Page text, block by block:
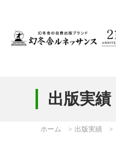
出版実績
ホーム 出版実績